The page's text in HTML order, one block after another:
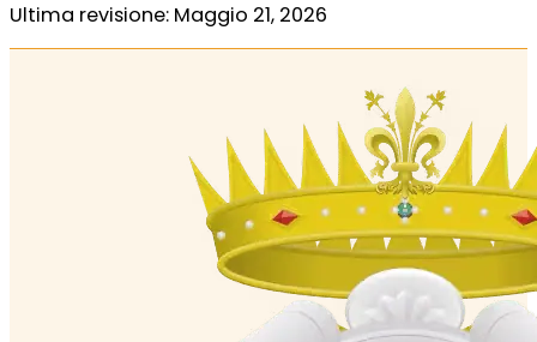
Ultima revisione: Maggio 21, 2026